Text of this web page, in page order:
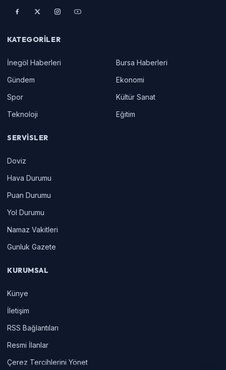
KATEGORILER
İnegöl Haberleri
Bursa Haberleri
Gündem
Ekonomi
Spor
Kültür Sanat
Teknoloji
Eğitim
SERVISLER
Doviz
Hava Durumu
Puan Durumu
Yol Durumu
Namaz Vakitleri
Gunluk Gazete
KURUMSAL
Künye
İletişim
RSS Bağlantıları
Resmi İlanlar
Çerez Tercihlerini Yönet